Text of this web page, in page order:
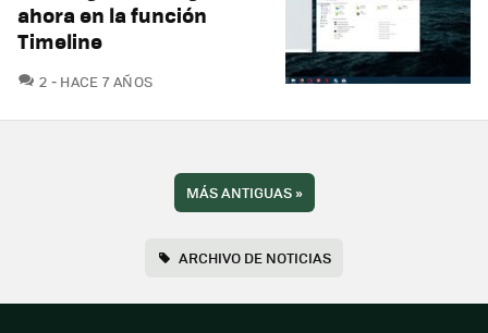
ahora en la función
Timeline
2 COMENTARIOS
HACE 7 AÑOS
MÁS ANTIGUAS»
ARCHIVO DE NOTICIAS